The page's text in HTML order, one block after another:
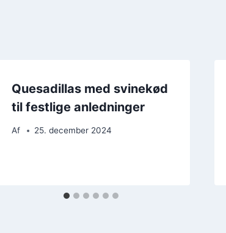
Quesadillas med svinekød
til festlige anledninger
Af 25. december 2024